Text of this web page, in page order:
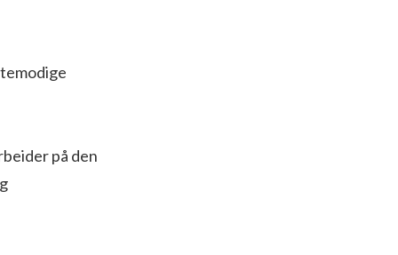
på den